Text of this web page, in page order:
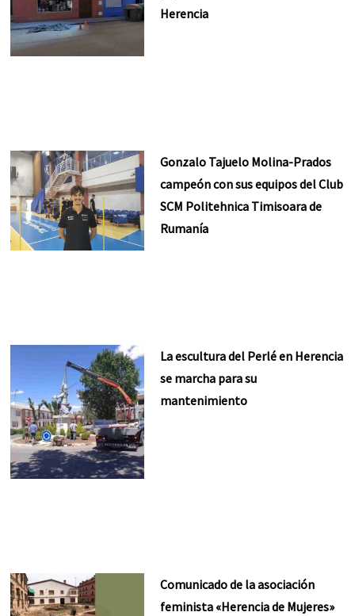
Herencia
Gonzalo Tajuelo Molina-Prados
campeón con sus equipos del Club
SCM Politehnica Timisoara de
Rumanía
La escultura del Perlé en Herencia
se marcha para su
mantenimiento
Comunicado de la asociación
feminista «Herencia de Mujeres»